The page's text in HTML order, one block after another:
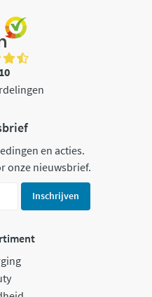
en acties.
onze nieuwsbrief.
Inschrijven